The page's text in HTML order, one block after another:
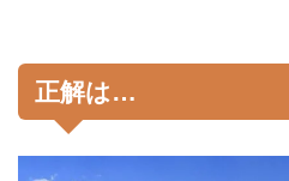
正解は…